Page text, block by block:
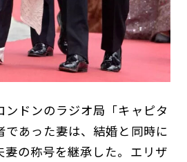
ンドンのラジオ局「キャピタ
であった妻は、結婚と同時に
妻の称号を継承した。エリザ